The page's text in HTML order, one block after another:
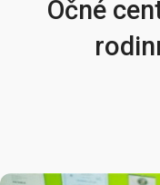
Očné